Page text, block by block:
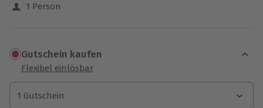
1 Person
Gutschein kaufen
Flexibel einlösbar
1 Gutschein
1 Gutschein
1 Gutschein